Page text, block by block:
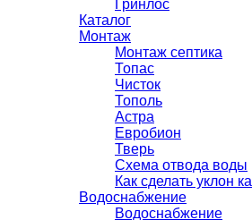
Гринлос
Каталог
Монтаж
Монтаж септика
Топас
Чисток
Тополь
Астра
Евробион
Тверь
Схема отвода воды
Как сделать уклон
Водоснабжение
Водоснабжение